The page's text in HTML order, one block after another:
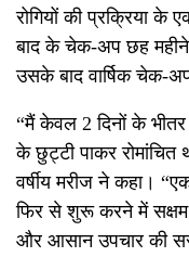
रोगियों की प्रक्रिया के
बाद के चेक-अप छह महीने
उसके बाद वार्षिक चेक-
“मैं केवल 2 दिनों के भीतर
के छुट्टी पाकर
वर्षीय मरीज ने कहा।
फिर से शुरू करने में सक्षम
और आसान उपचार की